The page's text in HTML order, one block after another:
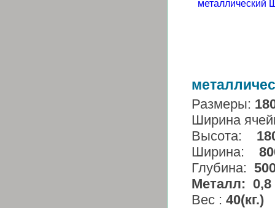
Размеры:
Ширина
Высота:
Ширина:
Глубина:
Металл:
Вес : 40(кг.)